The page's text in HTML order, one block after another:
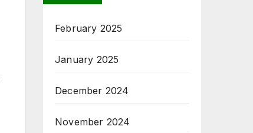
February 2025
January 2025
December 2024
November 2024